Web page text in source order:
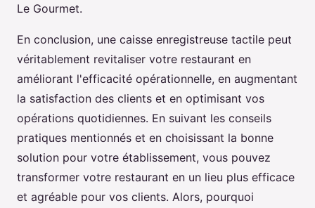
Le Gourmet.
En conclusion, une caisse enregistreuse tactile peut
véritablement revitaliser votre restaurant en
améliorant l'efficacité opérationnelle, en augmentant
la satisfaction des clients et en optimisant vos
opérations quotidiennes. En suivant les conseils
pratiques mentionnés et en choisissant la bonne
solution pour votre établissement, vous pouvez
transformer votre restaurant en un lieu plus efficace
et agréable pour vos clients. Alors, pourquoi